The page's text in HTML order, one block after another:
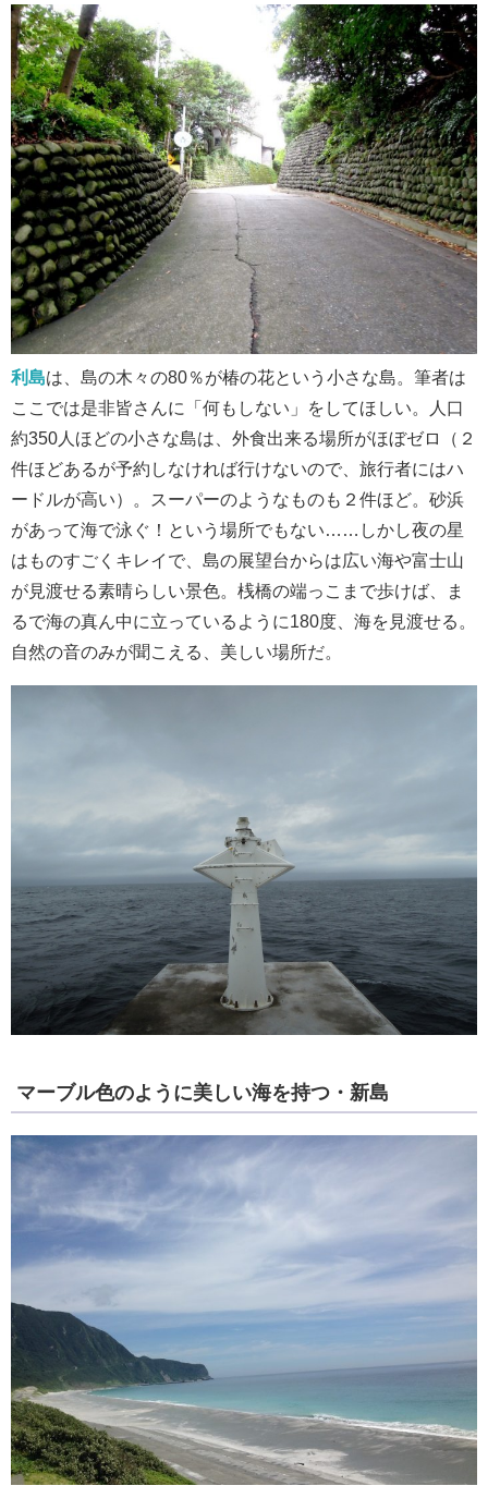
利島は、島の木々の80％が椿の花という小さな島。筆者は
ここでは是非皆さんに「何もしない」をしてほしい。人口
約350人ほどの小さな島は、外食出来る場所がほぼゼロ（２
件ほどあるが予約しなければ行けないので、旅行者にはハ
ードルが高い）。スーパーのようなものも２件ほど。砂浜
があって海で泳ぐ！という場所でもない……しかし夜の星
はものすごくキレイで、島の展望台からは広い海や富士山
が見渡せる素晴らしい景色。桟橋の端っこまで歩けば、ま
るで海の真ん中に立っているように180度、海を見渡せる。
自然の音のみが聞こえる、美しい場所だ。
マーブル色のように美しい海を持つ・新島